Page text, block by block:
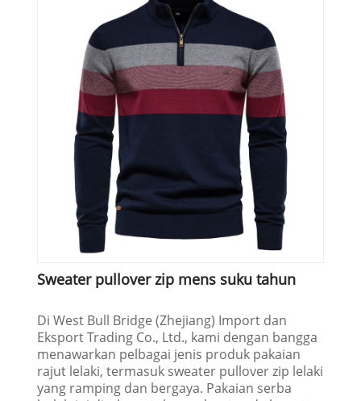
Sweater pullover zip mens suku tahun
Di West Bull Bridge (Zhejiang) Import dan
Eksport Trading Co., Ltd., kami dengan bangga
menawarkan pelbagai jenis produk pakaian
rajut lelaki, termasuk sweater pullover zip lelaki
yang ramping dan bergaya. Pakaian serba